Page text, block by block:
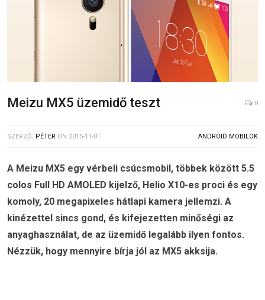
Meizu MX5 üzemidő teszt 0
SZERZŐ: PÉTER ON 2015-11-01 ANDROID MOBILOK
A Meizu MX5 egy vérbeli csúcsmobil, többek között 5.5
colos Full HD AMOLED kijelző, Helio X10-es proci és egy
komoly, 20 megapixeles hátlapi kamera jellemzi. A
kinézettel sincs gond, és kifejezetten minőségi az
anyaghasználat, de az üzemidő legalább ilyen fontos.
Nézzük, hogy mennyire bírja jól az MX5 akksija.